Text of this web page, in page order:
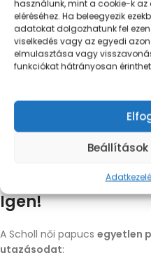
használunk, mint a cookie-k
eléréséhez. Ha beleegyezik
adatokat dolgozhatunk fel
viselkedés vagy az egyedi
elmulasztása vagy
funkciókat hátrányosan
Egyetlen papucs
Igen!
A Scholl női papucs egyetlen
utazásodat: